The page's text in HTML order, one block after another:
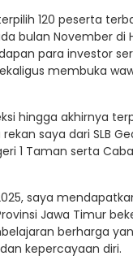
120 peserta
bulan November di
para investor
membuka
hingga akhirnya
saya dari SLB
1 Taman serta
saya
Jawa Timur
berharga
kepercayaan diri.